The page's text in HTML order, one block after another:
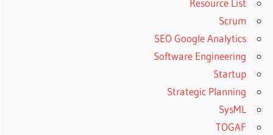
Resource List
Scrum
SEO Google Analytics
Software Engineering
Startup
Strategic Planning
SysML
TOGAF